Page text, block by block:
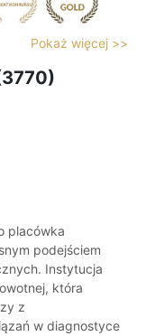
Pokaż więcej >>
placówka
podejściem
Instytucja
która
z
w diagnostyce